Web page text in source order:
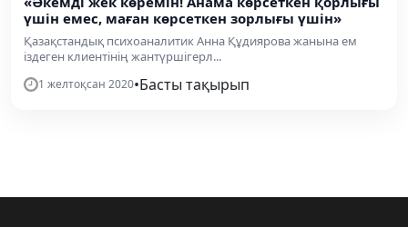
үшін емес, маған көрсеткен зорлығы үшін»
Қазақстандық психоаналитик Анна Құдиярова жанына ем
іздеген клиентінің жантүршігерл...
1 желтоқсан 2020•Басты тақырып